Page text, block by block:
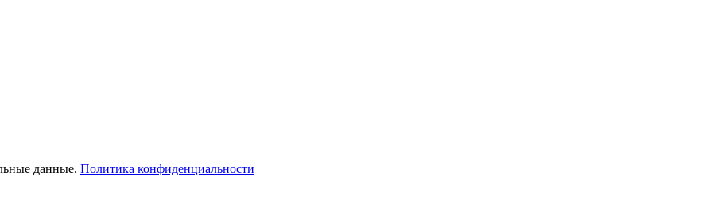
данные. Политика конфиденциальности